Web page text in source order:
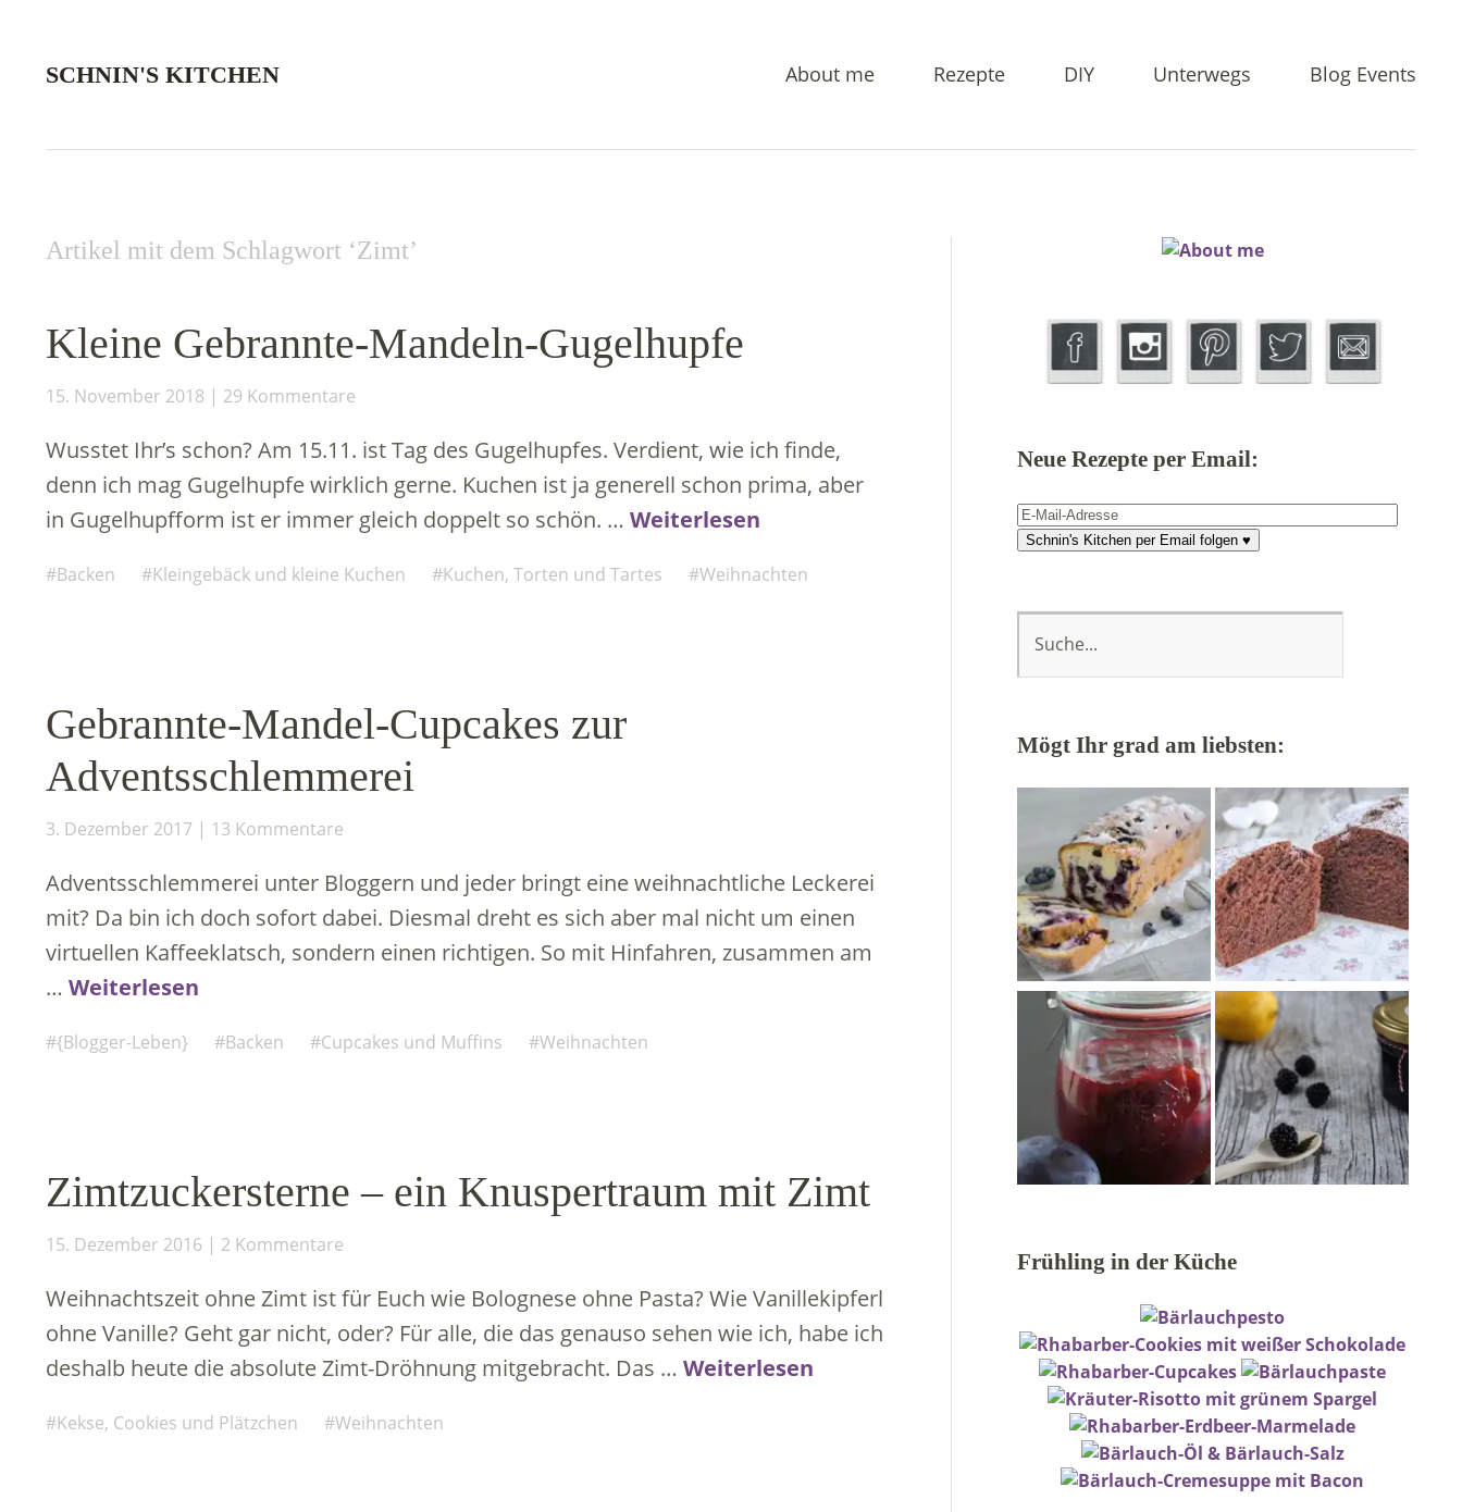
SCHNIN'S KITCHEN About me Rezepte DIY Unterwegs Blog Events
Artikel mit dem Schlagwort ‘Zimt’
Kleine Gebrannte-Mandeln-Gugelhupfe
15. November 2018 29 Kommentare
Wusstet Ihr’s schon? Am 15.11. ist Tag des Gugelhupfes. Verdient, wie ich finde,
denn ich mag Gugelhupfe wirklich gerne. Kuchen ist ja generell schon prima, aber
in Gugelhupfform ist er immer gleich doppelt so schön. … Weiterlesen
Backen Kleingebäck und kleine Kuchen Kuchen, Torten und Tartes Weihnachten
Gebrannte-Mandel-Cupcakes zur
Adventsschlemmerei
3. Dezember 2017 13 Kommentare
Adventsschlemmerei unter Bloggern und jeder bringt eine weihnachtliche Leckerei
mit? Da bin ich doch sofort dabei. Diesmal dreht es sich aber mal nicht um einen
virtuellen Kaffeeklatsch, sondern einen richtigen. So mit Hinfahren, zusammen am
… Weiterlesen
{Blogger-Leben} Backen Cupcakes und Muffins Weihnachten
Zimtzuckersterne – ein Knuspertraum mit Zimt
15. Dezember 2016 2 Kommentare
Weihnachtszeit ohne Zimt ist für Euch wie Bolognese ohne Pasta? Wie Vanillekipferl
ohne Vanille? Geht gar nicht, oder? Für alle, die das genauso sehen wie ich, habe ich
deshalb heute die absolute Zimt-Dröhnung mitgebracht. Das … Weiterlesen
Kekse, Cookies und Plätzchen Weihnachten
Neue Rezepte per Email:
E-
Mail-
Schnin's Kitchen per Email folgen ♥
Mögt Ihr grad am liebsten:
Frühling in der Küche